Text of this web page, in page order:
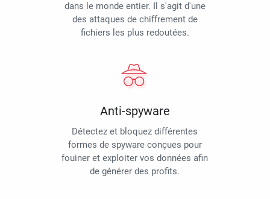
dans le monde entier. Il s'agit d'une
des attaques de chiffrement de
fichiers les plus redoutées.
Anti-spyware
Détectez et bloquez différentes
formes de spyware conçues pour
fouiner et exploiter vos données afin
de générer des profits.